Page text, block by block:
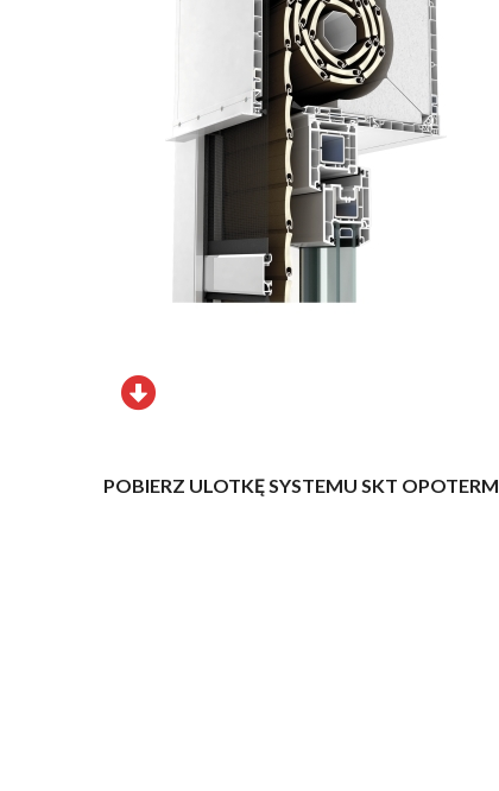
POBIERZ ULOTKĘ SYSTEMU SKT OPOTERM